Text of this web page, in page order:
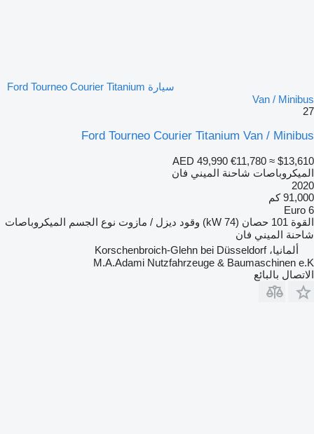
سيارة Ford Tourneo Courier Titanium
Van / Minibus
27
Ford Tourneo Courier Titanium Van / Minibus
AED 49,990 €11,780 ≈ $13,610
الميكروباصات شاحنة الميني فان
2020
91,000 كم
Euro 6
القوة 101 حصان (74 kW) وقود ديزل / مازوت نوع الجسم الميكروباصات
شاحنة الميني فان
ألمانيا، Korschenbroich-Glehn bei Düsseldorf
M.A.Adami Nutzfahrzeuge & Baumaschinen e.K
الاتصال بالبائع